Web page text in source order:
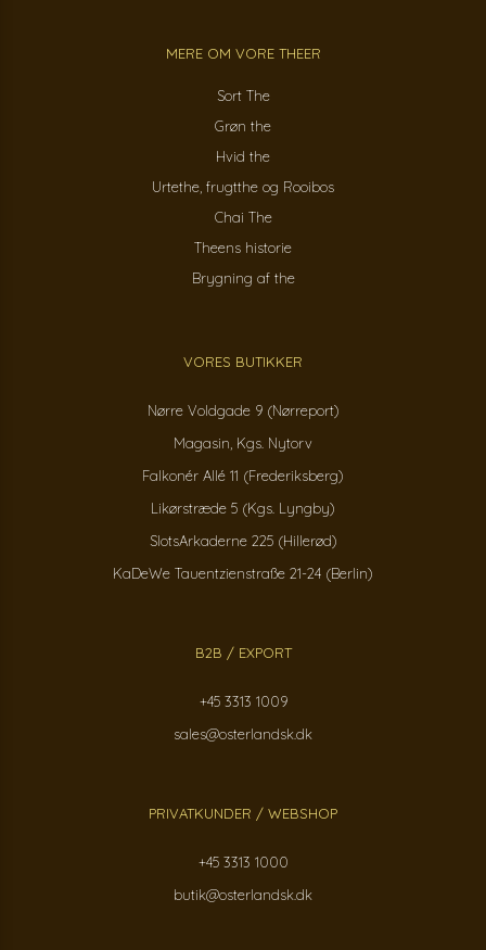
MERE OM VORE THEER
Sort The
Grøn the
Hvid the
Urtethe, frugtthe og Rooibos
Chai The
Theens historie
Brygning af the
VORES BUTIKKER
Nørre Voldgade 9 (Nørreport)
Magasin, Kgs. Nytorv
Falkonér Allé 11 (Frederiksberg)
Likørstræde 5 (Kgs. Lyngby)
SlotsArkaderne 225 (Hillerød)
KaDeWe Tauentzienstraße 21-24 (Berlin)
B2B / EXPORT
+45 3313 1009
sales@osterlandsk.dk
PRIVATKUNDER / WEBSHOP
+45 3313 1000
butik@osterlandsk.dk